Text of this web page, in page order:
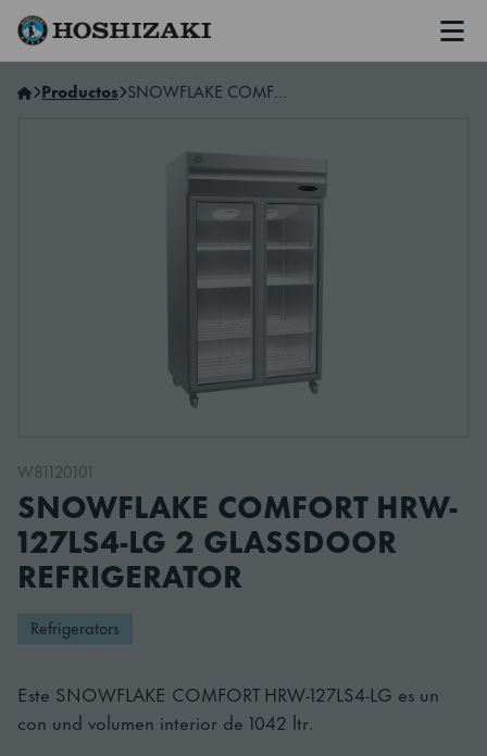
Hoshizaki Spain
Productos SNOWFLAKE COMFORT HRW-127LS4-LG 2 glassdoor refrigerator
W81120101
SNOWFLAKE COMFORT HRW-
127LS4-LG 2 GLASSDOOR
REFRIGERATOR
Refrigerators
Este SNOWFLAKE COMFORT HRW-127LS4-LG es un
con und volumen interior de 1042 ltr.